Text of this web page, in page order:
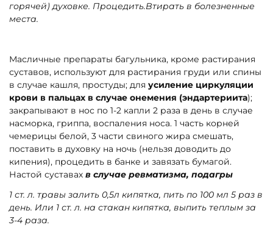
горячей) духовке. Процедить.Втирать в болезненные
места.
Масличные препараты багульника, кроме растирания
суставов, используют для растирания груди или спины
в случае кашля, простуды; для усиление циркуляции
крови в пальцах в случае онемения (эндартериита);
закрапывают в нос по 1-2 капли 2 раза в день в случае
насморка, гриппа, воспаления носа. 1 часть корней
чемерицы белой, 3 части свиного жира смешать,
поставить в духовку на ночь (нельзя доводить до
кипения), процедить в банке и завязать бумагой.
Настой суставах в случае ревматизма, подагры
1 ст. л. травы залить 0,5л кипятка, пить по 100 мл 5 раз в
день. Или 1 ст. л. на стакан кипятка, выпить теплым за
3-4 раза.